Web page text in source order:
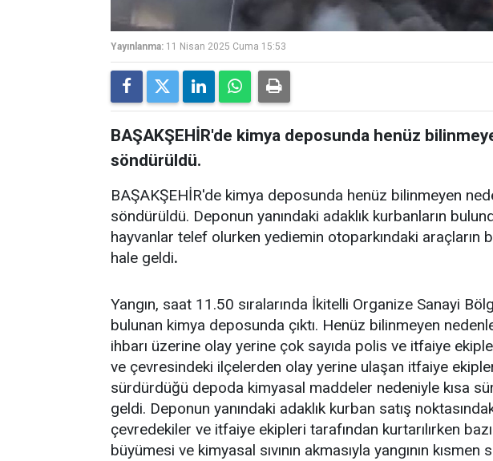
Yayınlanma: 11 Nisan 2025 Cuma 15:53
BAŞAKŞEHİR'de kimya deposunda henüz
söndürüldü.
BAŞAKŞEHİR'de kimya deposunda henüz bilinmeyen
söndürüldü. Deponun yanındaki adaklık kurbanların
hayvanlar telef olurken yediemin otoparkındaki araçların
hale geldi.
Yangın, saat 11.50 sıralarında İkitelli Organize Sanayi
bulunan kimya deposunda çıktı. Henüz bilinmeyen
ihbarı üzerine olay yerine çok sayıda polis ve itfaiye
ve çevresindeki ilçelerden olay yerine ulaşan itfaiye
sürdürdüğü depoda kimyasal maddeler nedeniyle kısa
geldi. Deponun yanındaki adaklık kurban satış
çevredekiler ve itfaiye ekipleri tarafından kurtarılırken
büyümesi ve kimyasal sıvının akmasıyla yangının